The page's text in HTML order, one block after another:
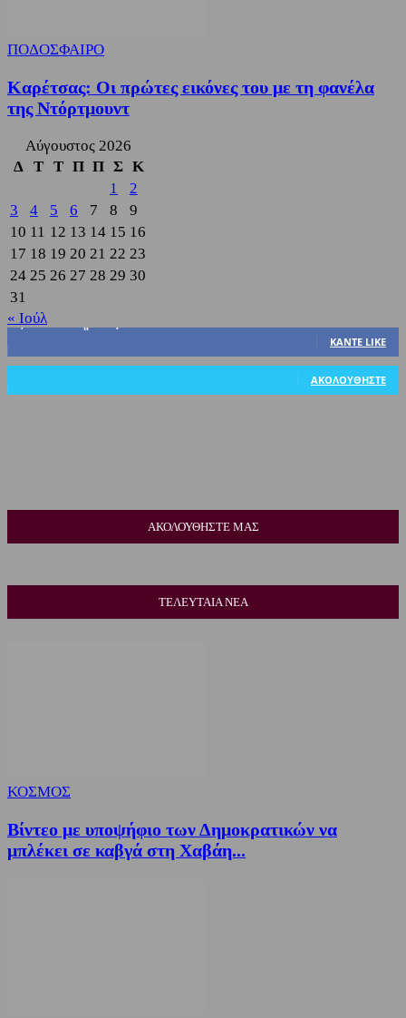
ΠΟΔΟΣΦΑΙΡΟ
Καρέτσας: Οι πρώτες εικόνες του με τη φανέλα
της Ντόρτμουντ
Αύγουστος 2026
Δ
Τ Τ Π Π Σ Κ
1
2
3
4 5 6 7 8
9
10 11 12 13 14 15 16
17 18 19 20 21 22 23
24 25 26 27 28 29 30
31
« Ιούλ
3,822
ΚΆΝΤΕ LIKE
ΑΚΟΛΟΥΘΉΣΤΕ
ΑΚΟΛΟΥΘΗΣΤΕ ΜΑΣ
ΤΕΛΕΥΤΑΙΑ ΝΕΑ
ΚΟΣΜΟΣ
Βίντεο με υποψήφιο των Δημοκρατικών να
μπλέκει σε καβγά στη Χαβάη...